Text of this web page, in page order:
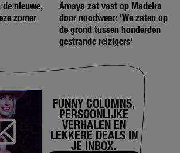
nieuwe,
zomer
Amaya zat vast op Madeira
door noodweer: 'We zaten op
de grond tussen honderden
gestrande reizigers'
FUNNY COLUMNS,
PERSOONLIJKE
VERHALEN EN
LEKKERE DEALS IN
JE INBOX.